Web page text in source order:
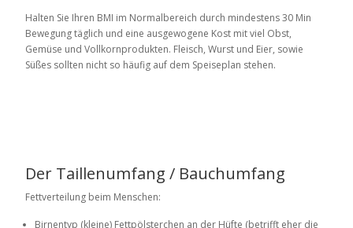
Halten Sie Ihren BMI im Normalbereich durch mindestens 30 Min
Bewegung täglich und eine ausgewogene Kost mit viel Obst,
Gemüse und Vollkornprodukten. Fleisch, Wurst und Eier, sowie
Süßes sollten nicht so häufig auf dem Speiseplan stehen.
Der Taillenumfang / Bauchumfang
Fettverteilung beim Menschen:
Birnentyp (kleine) Fettpölsterchen an der Hüfte (betrifft eher die